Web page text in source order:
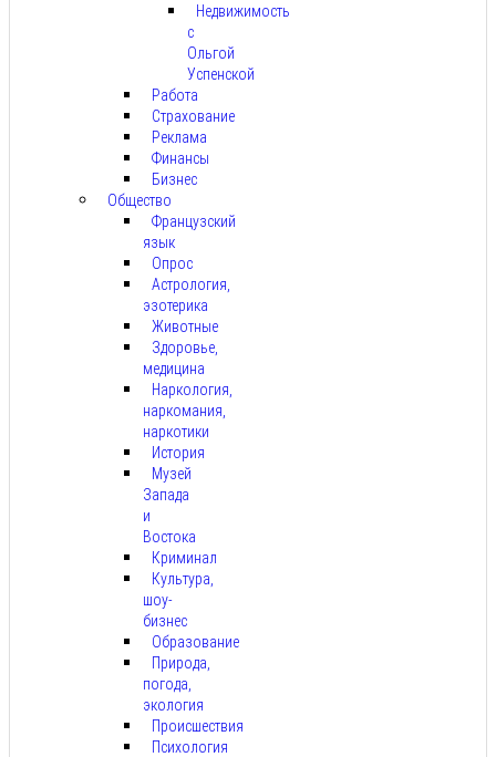
Недвижимость
с
Ольгой
Успенской
Работа
Страхование
Реклама
Финансы
Бизнес
Общество
Французский
язык
Опрос
Астрология,
эзотерика
Животные
Здоровье,
медицина
Наркология,
наркомания,
наркотики
История
Музей
Запада
и
Востока
Криминал
Культура,
шоу-
бизнес
Образование
Природа,
погода,
экология
Происшествия
Психология